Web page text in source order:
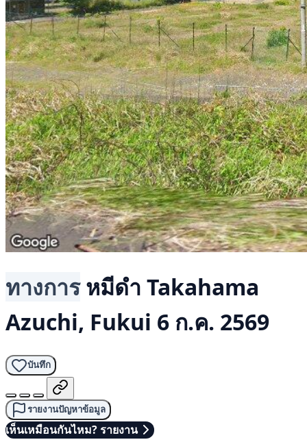
ทางการ หมีดำ Takahama
Azuchi, Fukui 6 ก.ค. 2569
บันทึก
รายงานปัญหาข้อมูล
เห็นเหมือนกันไหม? รายงาน